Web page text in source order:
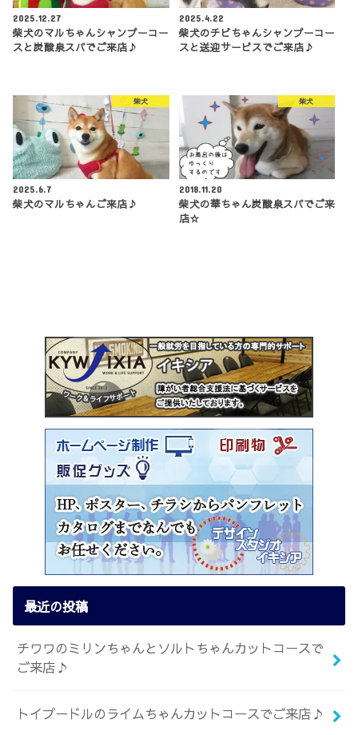
2025.12.27
柴犬のマルちゃんシャンプーコー
スと炭酸泉スパでご来店♪
2025.4.22
柴犬のチビちゃんシャンプーコー
スと送迎サービスでご来店♪
柴犬
2025.6.7
柴犬のマルちゃんご来店♪
柴犬
2018.11.20
柴犬の華ちゃん炭酸泉スパでご来
店☆
最近の投稿
チワワのミリンちゃんとソルトちゃんカットコースで
ご来店♪
トイプードルのライムちゃんカットコースでご来店♪